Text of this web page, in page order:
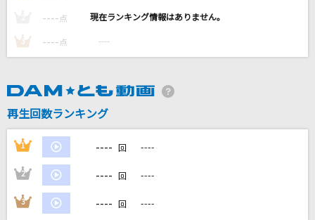
[生音]M
PRINCESS PRINCESS
ラストバージン
アイネクライネ
米津玄師
DAMの新曲・ランキングなど
---- 点 ----
3 ---- 点 ----
再生回数ランキング
1 ---- 回 ----
2 ---- 回 ----
3 ---- 回 ----